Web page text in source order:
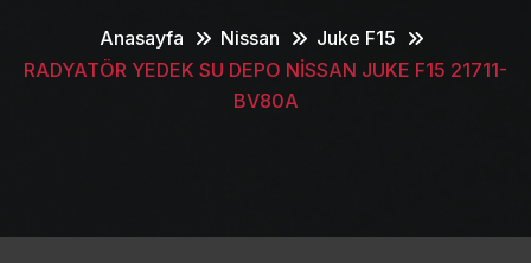
Anasayfa Nissan
Juke F15
RADYATÖR YEDEK SU DEPO NİSSAN JUKE F15 21711-
BV80A